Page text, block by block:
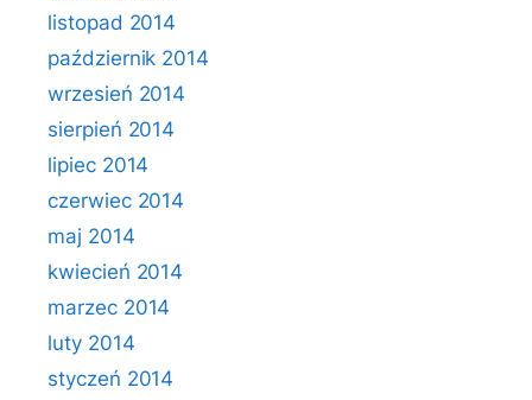
listopad 2014
październik 2014
wrzesień 2014
sierpień 2014
lipiec 2014
czerwiec 2014
maj 2014
kwiecień 2014
marzec 2014
luty 2014
styczeń 2014